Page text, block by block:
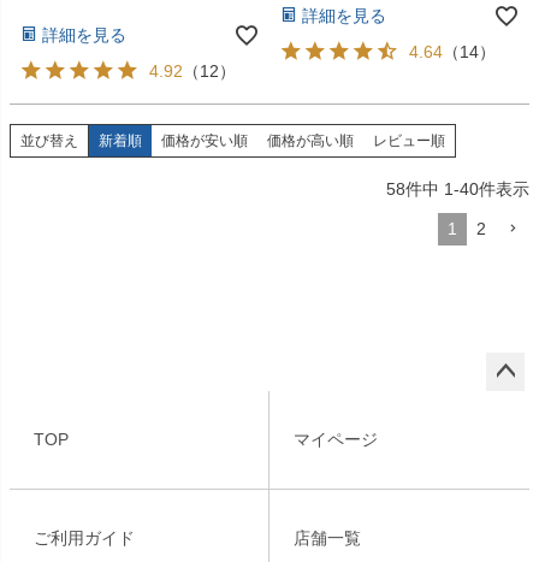
詳細を見る
4.92 （12）
詳細を見る
4.64 （14）
並び替え 新着順 価格が安い順 価格が高い順 レビュー順
58件中 1-40件表示
1 2
TOP マイページ
ご利用ガイド 店舗一覧